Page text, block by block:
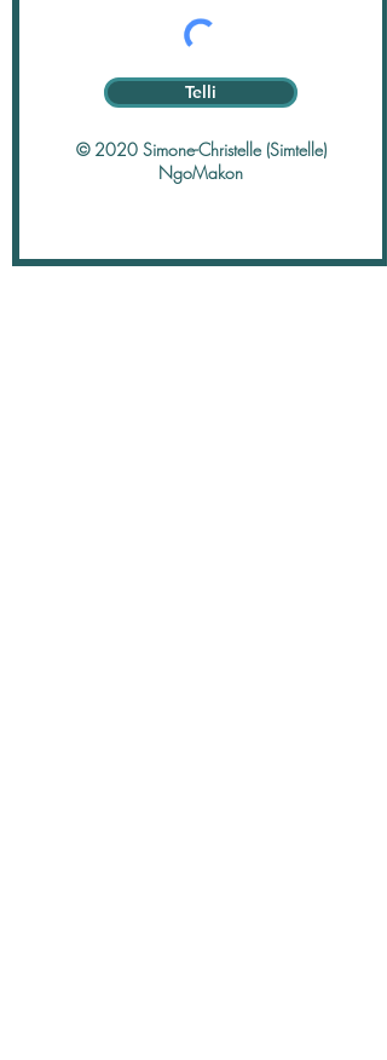
Telli
© 2020 Simone-Christelle (Simtelle)
NgoMakon